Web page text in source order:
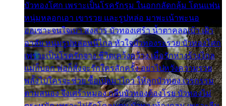
บัวทองโศก เพราะเป็นโรครักรุม ในอกกลัดกลุ้ม โดนแฟน
หนุ่มหลอกเอา เขารวย และรูปหล่อ มาพะเน้าพะนอ
ออเซาะจนใจเบา สงสาร บัวทองเศร้า น้ำตาคลอเบ้า เฝ้า
อาลัย หนุ่มรูปหล่อหนีไกล หัวใจบัวทองระรวย บัวทองโศก
เพราะเป็นโรครักจาง ชีวิตเคว้งคว้าง เมื่อรักห่างร้างไกล
แม่ก็บอก พ่อก็สั่งจะรักใครสักครั้ง อย่าไปหวังความรวย
พลั้งไปใครจะช่วย ซื้อเปลมาไกว ให้ลูกบัวทอง เวรกรรม
ตามสนอง จึงเศร้าหมอง กลีบบัวทองต้องโรย บัวทองไม่